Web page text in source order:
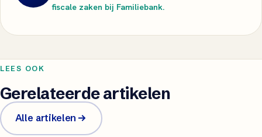
fiscale zaken bij Familiebank.
LEES OOK
Gerelateerde artikelen
Alle artikelen